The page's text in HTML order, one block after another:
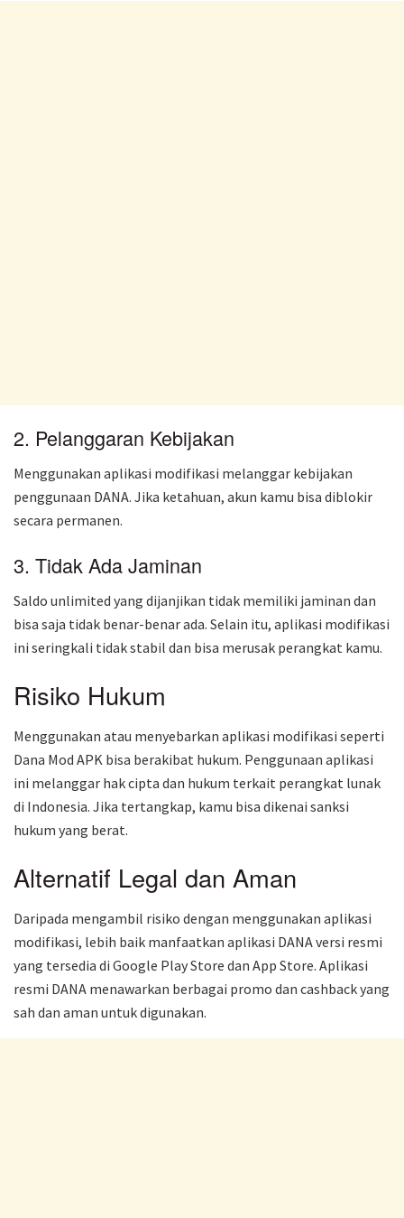
2. Pelanggaran Kebijakan
Menggunakan aplikasi modifikasi melanggar kebijakan
penggunaan DANA. Jika ketahuan, akun kamu bisa diblokir
secara permanen.
3. Tidak Ada Jaminan
Saldo unlimited yang dijanjikan tidak memiliki jaminan dan
bisa saja tidak benar-benar ada. Selain itu, aplikasi modifikasi
ini seringkali tidak stabil dan bisa merusak perangkat kamu.
Risiko Hukum
Menggunakan atau menyebarkan aplikasi modifikasi seperti
Dana Mod APK bisa berakibat hukum. Penggunaan aplikasi
ini melanggar hak cipta dan hukum terkait perangkat lunak
di Indonesia. Jika tertangkap, kamu bisa dikenai sanksi
hukum yang berat.
Alternatif Legal dan Aman
Daripada mengambil risiko dengan menggunakan aplikasi
modifikasi, lebih baik manfaatkan aplikasi DANA versi resmi
yang tersedia di Google Play Store dan App Store. Aplikasi
resmi DANA menawarkan berbagai promo dan cashback yang
sah dan aman untuk digunakan.